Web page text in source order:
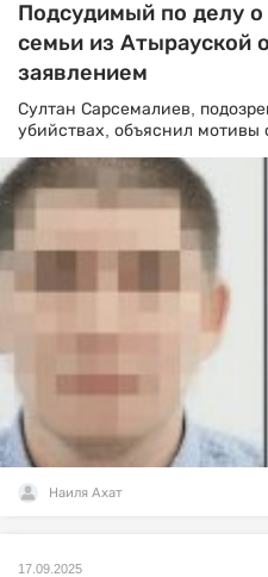
Подсудимый по делу
семьи из Атырауской
заявлением
Султан Сарсемалиев,
убийствах, объяснил мотивы
Наиля Ахат
17.09.2025